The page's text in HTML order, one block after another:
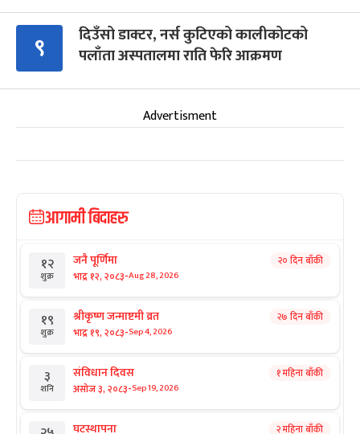
९
दिउँसो डाक्टर, नर्स कुटिएको कालीकोटको
पलाँता अस्पतालमा राति फेरि आक्रमण
Advertisment
आगामी बिदाहरु
१२
शुक्र
जनै पूर्णिमा
भाद्र १२, २०८३-Aug 28, 2026
२० दिन बाँकी
१९
शुक्र
श्रीकृष्ण जन्माष्टमी व्रत
भाद्र १९, २०८३-Sep 4, 2026
२७ दिन बाँकी
३
शनि
संविधान दिवस
असोज ३, २०८३-Sep 19, 2026
१ महिना बाँकी
घटस्थापना २ महिना बाँकी